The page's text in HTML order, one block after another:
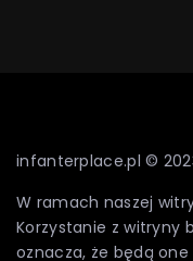
infanterplace.pl ©
W ramach naszej
Korzystanie z witryny
oznacza, że będą